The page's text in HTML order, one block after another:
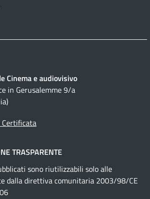
Cinema e audiovisivo
in Gerusalemme 9/a
TRASPARENTE
sono riutilizzabili solo alle
dalla direttiva comunitaria 2003/98/CE